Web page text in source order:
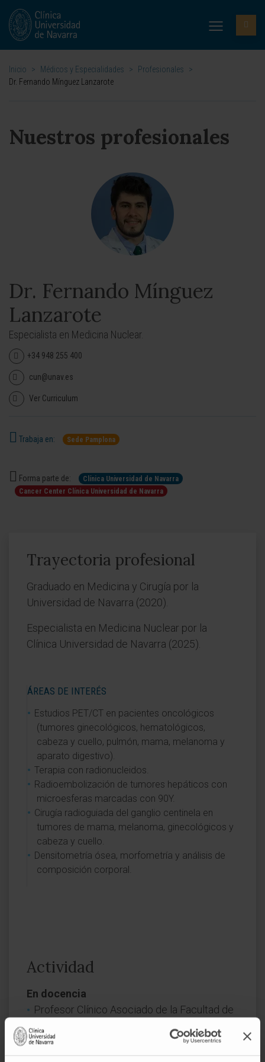
Inicio > Médicos y Especialidades > Profesionales
>
Dr. Fernando Mínguez Lanzarote
Nuestros profesionales
Dr. Fernando Mínguez
Lanzarote
Especialista en Medicina Nuclear.
+34 948 255 400
cun@unav.es
Ver Curriculum
Trabaja en: Sede Pamplona
Forma parte de:
Clínica Universidad de Navarra
Cancer Center Clínica Universidad de Navarra
Trayectoria profesional
Graduado en Medicina y Cirugía por la
Universidad de Navarra (2020).
Especialista en Medicina Nuclear por la
Clínica Universidad de Navarra (2025).
ÁREAS DE INTERÉS
Estudios PET/CT en pacientes oncológicos
(tumores ginecológicos, hematológicos,
cabeza y cuello, pulmón, mama, melanoma y
aparato digestivo).
Terapia con radionucleidos.
Radioembolización de tumores hepáticos con
microesferas marcadas con 90Y.
Cirugía radioguiada del ganglio centinela en
tumores de mama, melanoma, ginecológicos y
cabeza y cuello.
Densitometría ósea, morfometría y análisis de
composición corporal.
Actividad
En docencia
Profesor Clínico Asociado de la Facultad de
Medicina de la Universidad de Navarra.
Profesor de la Escuela Sanitaria Técnico
Profesional de Navarra (ESTNA).